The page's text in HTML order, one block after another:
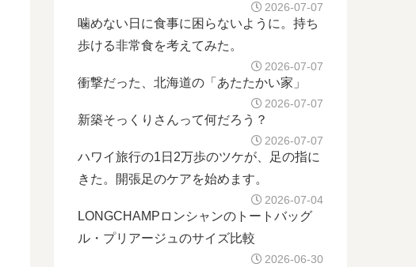
2026-07-07
噛めない日に食事に困らないように。持ち
歩ける非常食を考えてみた。
2026-07-07
衝撃だった、北海道の「あたたかい家」
2026-07-07
新築そっくりさんって何だろう？
2026-07-07
ハワイ旅行の1日2万歩のツケが、足の指に
きた。開張足のケアを始めます。
2026-07-04
LONGCHAMPロンシャンのトートバッグ
ル・プリアージュのサイズ比較
2026-06-30